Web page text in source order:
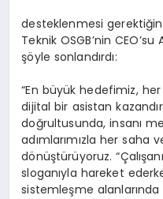
desteklenmesi
Teknik OSGB’nin
şöyle sonlandırdı:
“En büyük hedefimiz,
dijital bir asistan
doğrultusunda, insanı
adımlarımızla her saha
dönüştürüyoruz.
sloganıyla hareket
sistemleşme